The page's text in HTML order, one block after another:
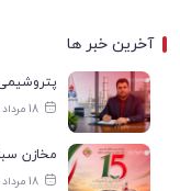
آخرین خبر ها
18 مرداد 1405 - ۱۵:۳۰
18 مرداد 1405 - ۱۳:۳۴